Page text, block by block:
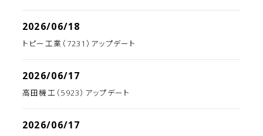
2026/06/18
トピー工業（7231）アップデート
2026/06/17
高田機工（5923）アップデート
2026/06/17